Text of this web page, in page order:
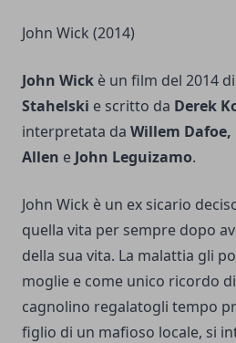
John Wick (2014)
John Wick è un film del 2014
Stahelski e scritto da Derek
interpretata da Willem Dafoe,
Allen e John Leguizamo.
John Wick è un ex sicario
quella vita per sempre dopo
della sua vita. La malattia gli
moglie e come unico ricordo
cagnolino regalatogli tempo
figlio di un mafioso locale, si